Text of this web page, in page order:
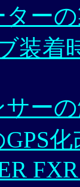
ター
装着
ー
化